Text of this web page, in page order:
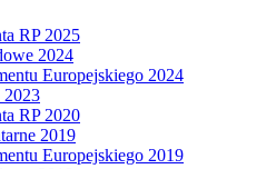
RP 2025
2024
Europejskiego 2024
2023
RP 2020
2019
Europejskiego 2019